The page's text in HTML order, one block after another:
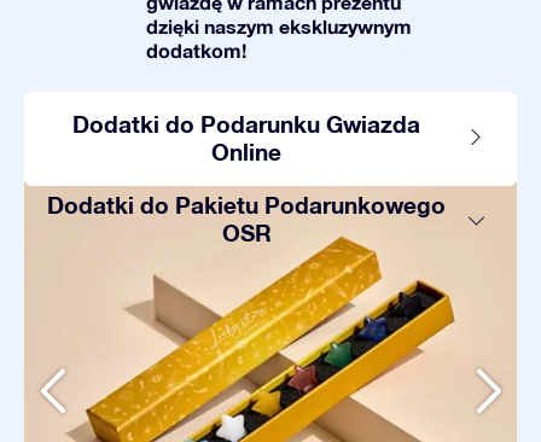
dzięki naszym ekskluzywnym
dodatkom!
Dodatki do Podarunku Gwiazda
Online
Dodatki do Pakietu Podarunkowego
OSR